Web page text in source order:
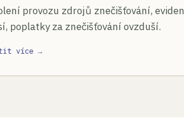
provozu zdrojů znečišťování,
poplatky za znečišťování ovzduší.
více →